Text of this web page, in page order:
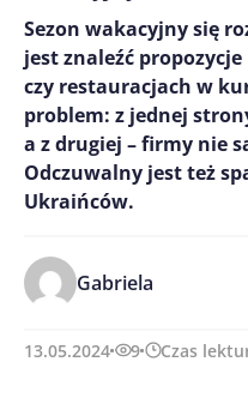
Sezon wakacyjny się
jest znaleźć
czy restauracjach w
problem: z jednej
a z drugiej – firmy nie
Odczuwalny jest też
Ukraińców.
Gabriela
13.05.2024 9 Czas